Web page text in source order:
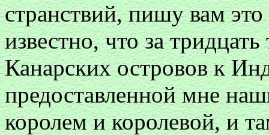
странствий, пишу вам
известно, что за
Канарских островов к
предоставленной мне
королем и королевой, и